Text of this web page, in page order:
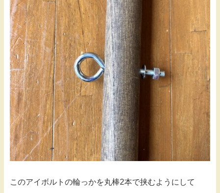
このアイボルトの輪っかを丸棒2本で挟むようにして